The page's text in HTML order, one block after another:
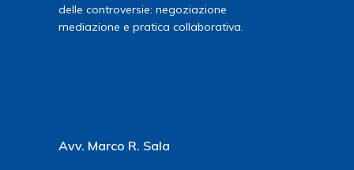
delle controversie: negoziazione
mediazione e pratica collaborativa.
Avv. Marco R. Sala